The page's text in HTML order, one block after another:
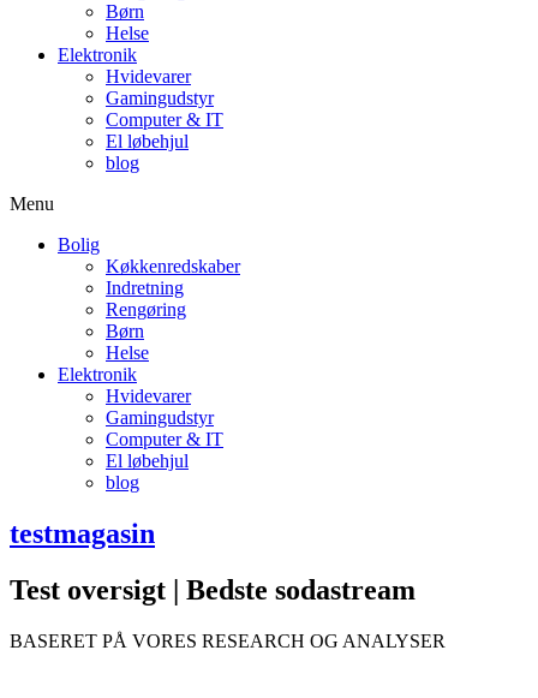
Børn
Helse
Elektronik
Hvidevarer
Gamingudstyr
Computer & IT
El løbehjul
blog
Menu
Bolig
Køkkenredskaber
Indretning
Rengøring
Børn
Helse
Elektronik
Hvidevarer
Gamingudstyr
Computer & IT
El løbehjul
blog
testmagasin
Test oversigt | Bedste sodastream
BASERET PÅ VORES RESEARCH OG ANALYSER